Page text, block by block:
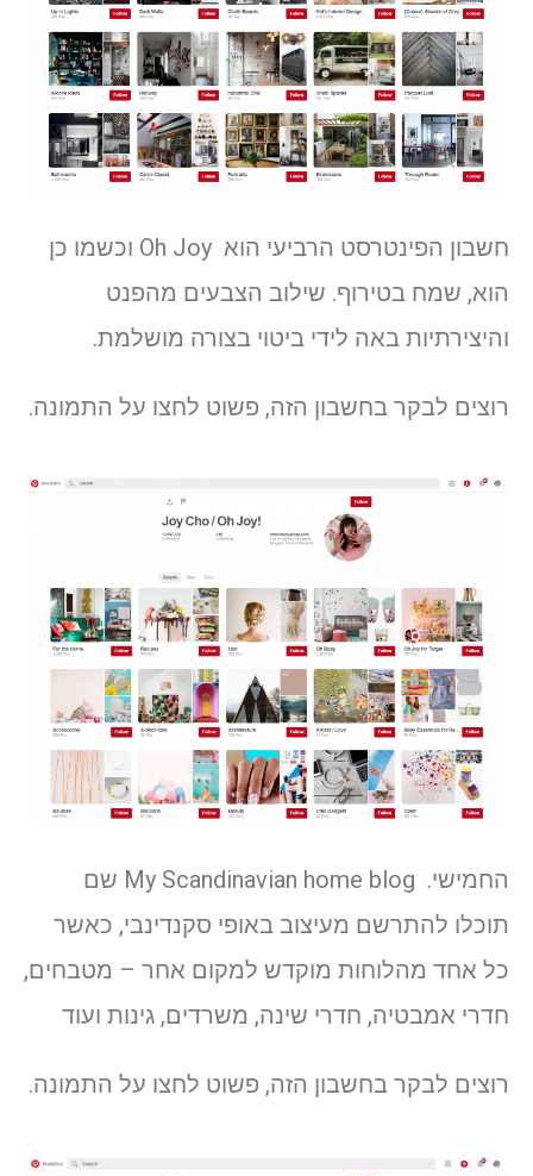
חשבון הפינטרסט הרביעי הוא Oh Joy וכשמו כן
הוא, שמח בטירוף. שילוב הצבעים מהפנט
והיצירתיות באה לידי ביטוי בצורה מושלמת.
רוצים לבקר בחשבון הזה, פשוט לחצו על התמונה.
החמישי. My Scandinavian home blog שם
תוכלו להתרשם מעיצוב באופי סקנדינבי, כאשר
כל אחד מהלוחות מוקדש למקום אחר – מטבחים,
חדרי אמבטיה, חדרי שינה, משרדים, גינות ועוד
רוצים לבקר בחשבון הזה, פשוט לחצו על התמונה.